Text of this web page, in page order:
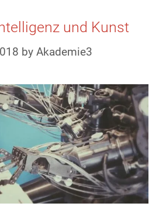
und Kunst
by Akademie3